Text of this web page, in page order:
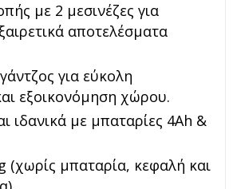
με 2 μεσινέζες για
αποτελέσματα
για εύκολη
εξοικονόμηση χώρου.
ιδανικά με μπαταρίες 4Ah &
(χωρίς μπαταρία, κεφαλή και